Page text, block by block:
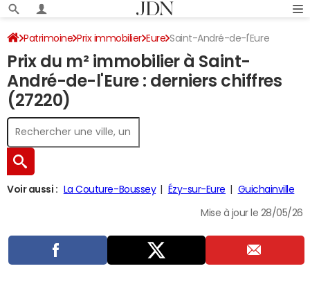
Patrimoine Prix immobilier Eure Saint-André-de-l'Eure
Prix du m² immobilier à Saint-
André-de-l'Eure : derniers chiffres
(27220)
Voir aussi : La Couture-Boussey Ézy-sur-Eure Guichainville
Mise à jour le 28/05/26